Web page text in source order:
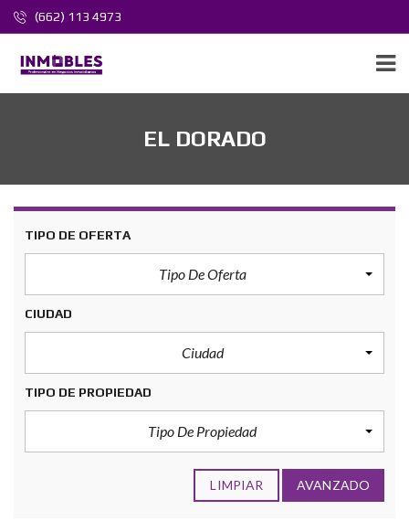
(662) 113 4973
EL DORADO
TIPO DE OFERTA
Tipo De Oferta
CIUDAD
Ciudad
TIPO DE PROPIEDAD
Tipo De Propiedad
LIMPIAR AVANZADO